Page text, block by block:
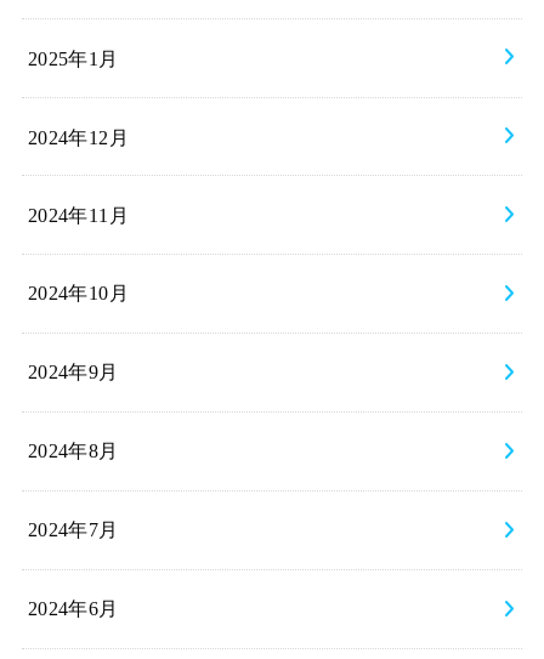
2025年1月
2024年12月
2024年11月
2024年10月
2024年9月
2024年8月
2024年7月
2024年6月